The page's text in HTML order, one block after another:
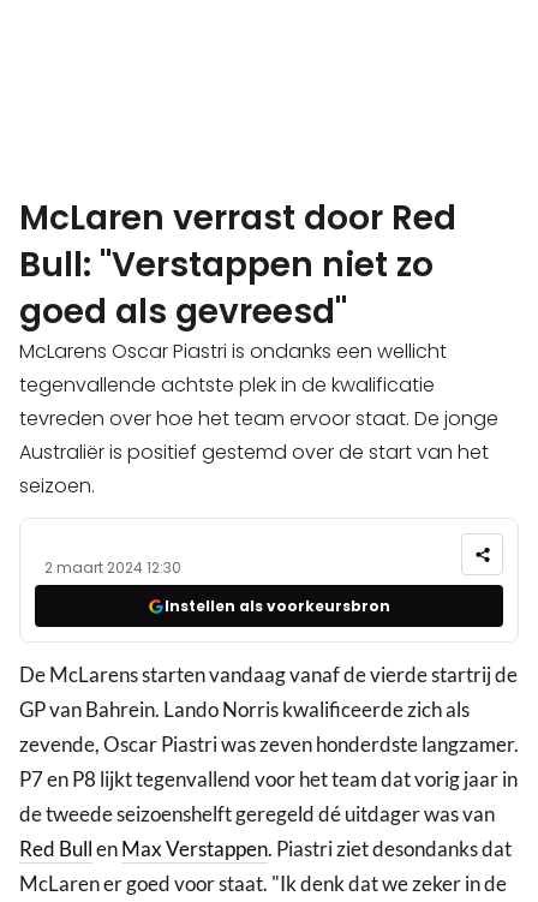
McLaren verrast door Red
Bull: "Verstappen niet zo
goed als gevreesd"
McLarens Oscar Piastri is ondanks een wellicht
tegenvallende achtste plek in de kwalificatie
tevreden over hoe het team ervoor staat. De jonge
Australiër is positief gestemd over de start van het
seizoen.
2 maart 2024 12:30
Instellen als voorkeursbron
De McLarens starten vandaag vanaf de vierde startrij de
GP van Bahrein. Lando Norris kwalificeerde zich als
zevende, Oscar Piastri was zeven honderdste langzamer.
P7 en P8 lijkt tegenvallend voor het team dat vorig jaar in
de tweede seizoenshelft geregeld dé uitdager was van
Red BullenMax Verstappen. Piastri ziet desondanks dat
McLaren er goed voor staat. "Ik denk dat we zeker in de